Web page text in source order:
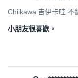
Chiikawa 吉伊卡哇 不
小朋友很喜歡。